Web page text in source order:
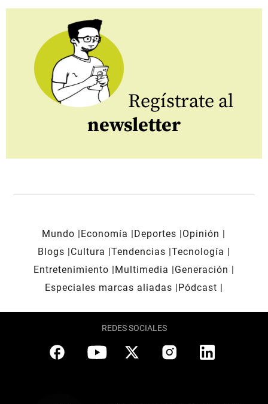
Regístrate al
newsletter
Mundo Economía Deportes
Opinión
Blogs
Cultura Tendencias Tecnología
Entretenimiento
Multimedia
Generación
Especiales marcas aliadas
Pódcast
REDES SOCIALES